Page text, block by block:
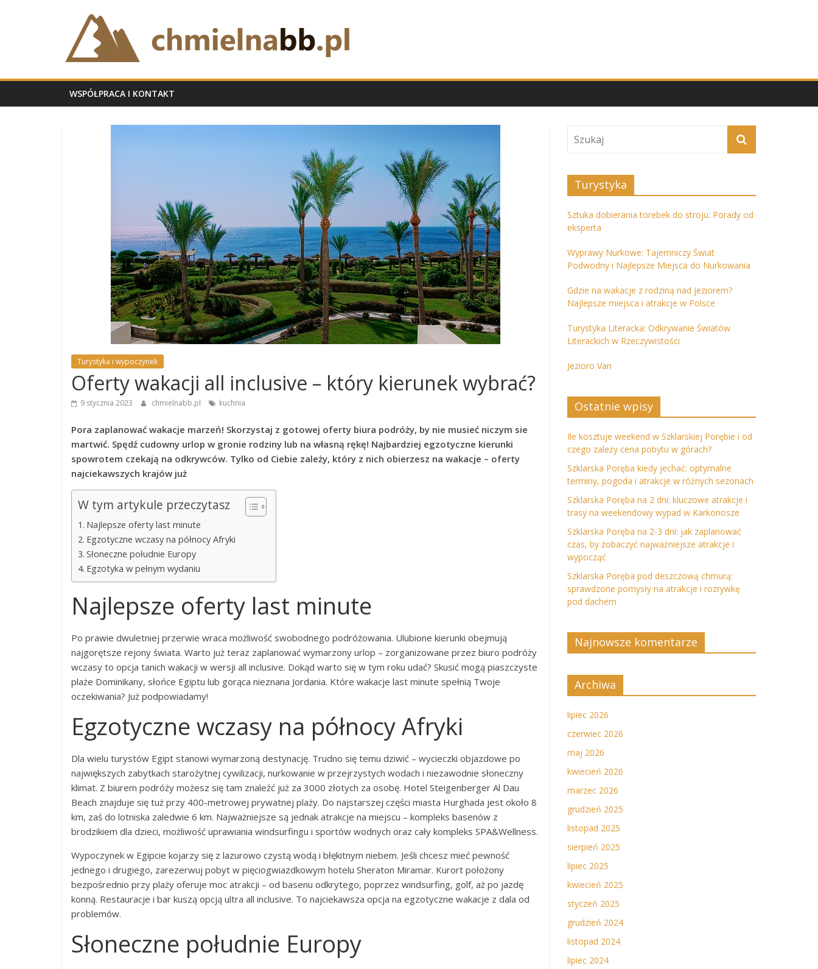
chmielnabb.pl
WSPÓŁPRACA I KONTAKT
Turystyka i wypoczynek
Oferty wakacji all inclusive – który kierunek wybrać?
9 stycznia 2023 chmielnabb.pl kuchnia
Pora zaplanować wakacje marzeń! Skorzystaj z gotowej oferty biura podróży, by nie musieć niczym sie
martwić. Spędź cudowny urlop w gronie rodziny lub na własną rękę! Najbardziej egzotyczne kierunki
spowrotem czekają na odkrywców. Tylko od Ciebie zależy, który z nich obierzesz na wakacje – oferty
najciekawszych krajów już
W tym artykule przeczytasz
Najlepsze oferty last minute
Egzotyczne wczasy na północy Afryki
Słoneczne południe Europy
Egzotyka w pełnym wydaniu
Najlepsze oferty last minute
Po prawie dwuletniej przerwie wraca możliwość swobodnego podróżowania. Ulubione kierunki obejmują
najgorętsze rejony świata. Warto już teraz zaplanować wymarzony urlop – zorganizowane przez biuro podróży
wczasy to opcja tanich wakacji w wersji all inclusive. Dokąd warto się w tym roku udać? Skusić mogą piaszczyste
plaże Dominikany, słońce Egiptu lub gorąca nieznana Jordania. Które wakacje last minute spełnią Twoje
oczekiwania? Już podpowiadamy!
Egzotyczne wczasy na północy Afryki
Dla wielu turystów Egipt stanowi wymarzoną destynację. Trudno się temu dziwić – wycieczki objazdowe po
największych zabytkach starożytnej cywilizacji, nurkowanie w przejrzystych wodach i niezawodnie słoneczny
klimat. Z biurem podróży możesz się tam znaleźć już za 3000 złotych za osobę. Hotel Steigenberger Al Dau
Beach znajduje się tuż przy 400-metrowej prywatnej plaży. Do najstarszej części miasta Hurghada jest około 8
km, zaś do lotniska zaledwie 6 km. Najważniejsze są jednak atrakcje na miejscu – kompleks basenów z
brodzikiem dla dzieci, możliwość uprawiania windsurfingu i sportów wodnych oraz cały kompleks SPA&Wellness.
Wypoczynek w Egipcie kojarzy się z lazurowo czystą wodą i błękitnym niebem. Jeśli chcesz mieć pewność
jednego i drugiego, zarezerwuj pobyt w pięciogwiazdkowym hotelu Sheraton Miramar. Kurort położony
bezpośrednio przy plaży oferuje moc atrakcji – od basenu odkrytego, poprzez windsurfing, golf, aż po jazdę
konną. Restauracje i bar kuszą opcją ultra all inclusive. To najciekawsza opcja na egzotyczne wakacje z dala od
problemów.
Słoneczne południe Europy
Turystyka
Sztuka dobierania torebek do stroju: Porady od
eksperta
Wyprawy Nurkowe: Tajemniczy Świat
Podwodny i Najlepsze Miejsca do Nurkowania
Gdzie na wakacje z rodziną nad jeziorem?
Najlepsze miejsca i atrakcje w Polsce
Turystyka Literacka: Odkrywanie Światów
Literackich w Rzeczywistości
Jezioro Van
Ostatnie wpisy
Ile kosztuje weekend w Szklarskiej Porębie i od
czego zależy cena pobytu w górach?
Szklarska Poręba kiedy jechać: optymalne
terminy, pogoda i atrakcje w różnych sezonach
Szklarska Poręba na 2 dni: kluczowe atrakcje i
trasy na weekendowy wypad w Karkonosze
Szklarska Poręba na 2-3 dni: jak zaplanować
czas, by zobaczyć najważniejsze atrakcje i
wypocząć
Szklarska Poręba pod deszczową chmurą:
sprawdzone pomysły na atrakcje i rozrywkę
pod dachem
Najnowsze komentarze
Archiwa
lipiec 2026
czerwiec 2026
maj 2026
kwiecień 2026
marzec 2026
grudzień 2025
listopad 2025
sierpień 2025
lipiec 2025
kwiecień 2025
styczeń 2025
grudzień 2024
listopad 2024
lipiec 2024